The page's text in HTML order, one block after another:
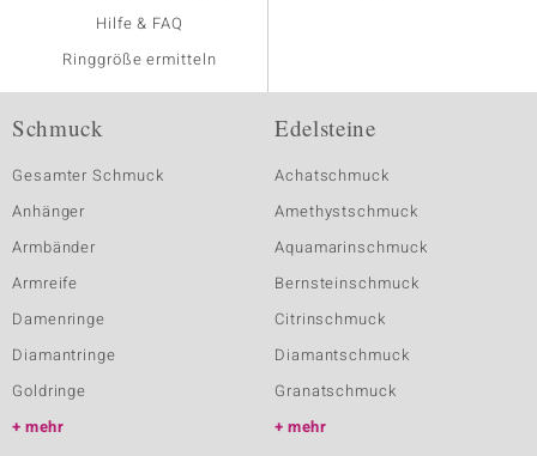
Hilfe & FAQ
Ringgröße ermitteln
Schmuck
Gesamter Schmuck
Anhänger
Armbänder
Armreife
Damenringe
Diamantringe
Goldringe
mehr
Edelsteine
Achatschmuck
Amethystschmuck
Aquamarinschmuck
Bernsteinschmuck
Citrinschmuck
Diamantschmuck
Granatschmuck
mehr